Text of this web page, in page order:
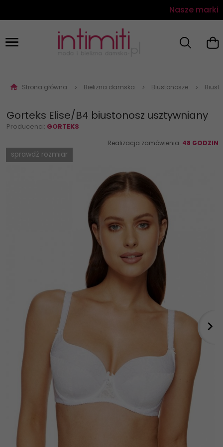
Nasze marki
Strona główna Bielizna damska Biustonosze
Gorteks Elise/B4 biustonosz usztywniany
Producenci: GORTEKS
Realizacja zamówienia: 48 GODZIN
sprawdź rozmiar